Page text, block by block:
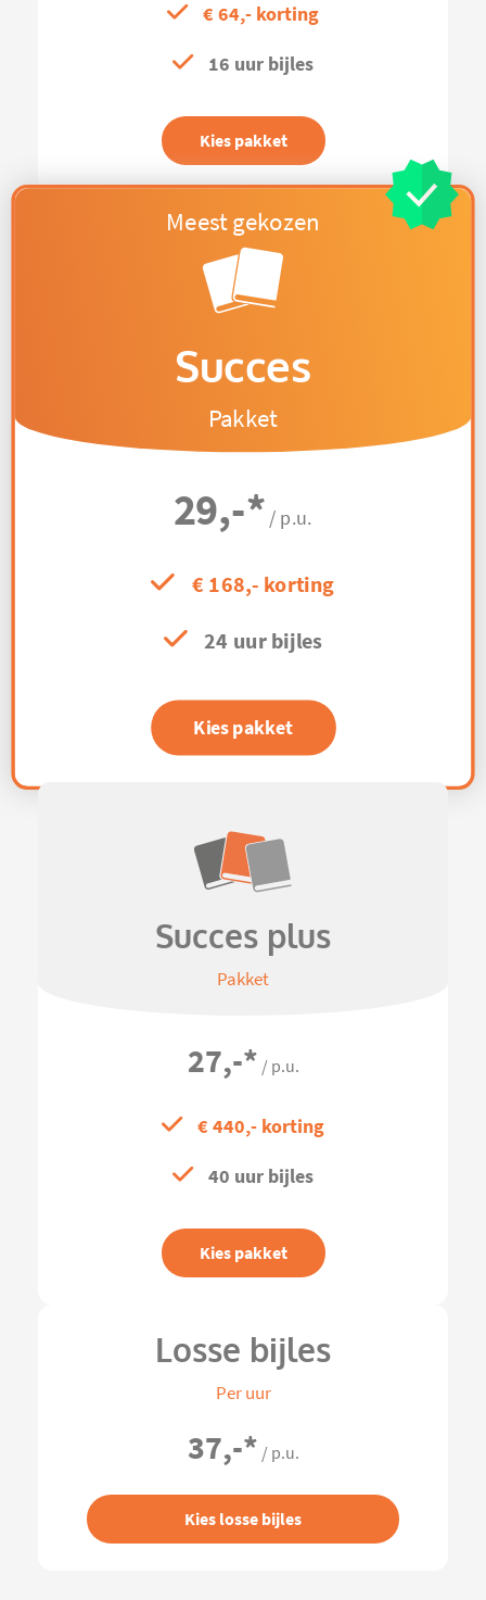
€ 64,- korting
16 uur bijles
Kies pakket
Succes
Pakket
29,-* / p.u.
€ 168,- korting
24 uur bijles
Kies pakket
Succes plus
Pakket
27,-* / p.u.
€ 440,- korting
40 uur bijles
Kies pakket
Losse bijles
Per uur
37,-* / p.u.
Kies losse bijles